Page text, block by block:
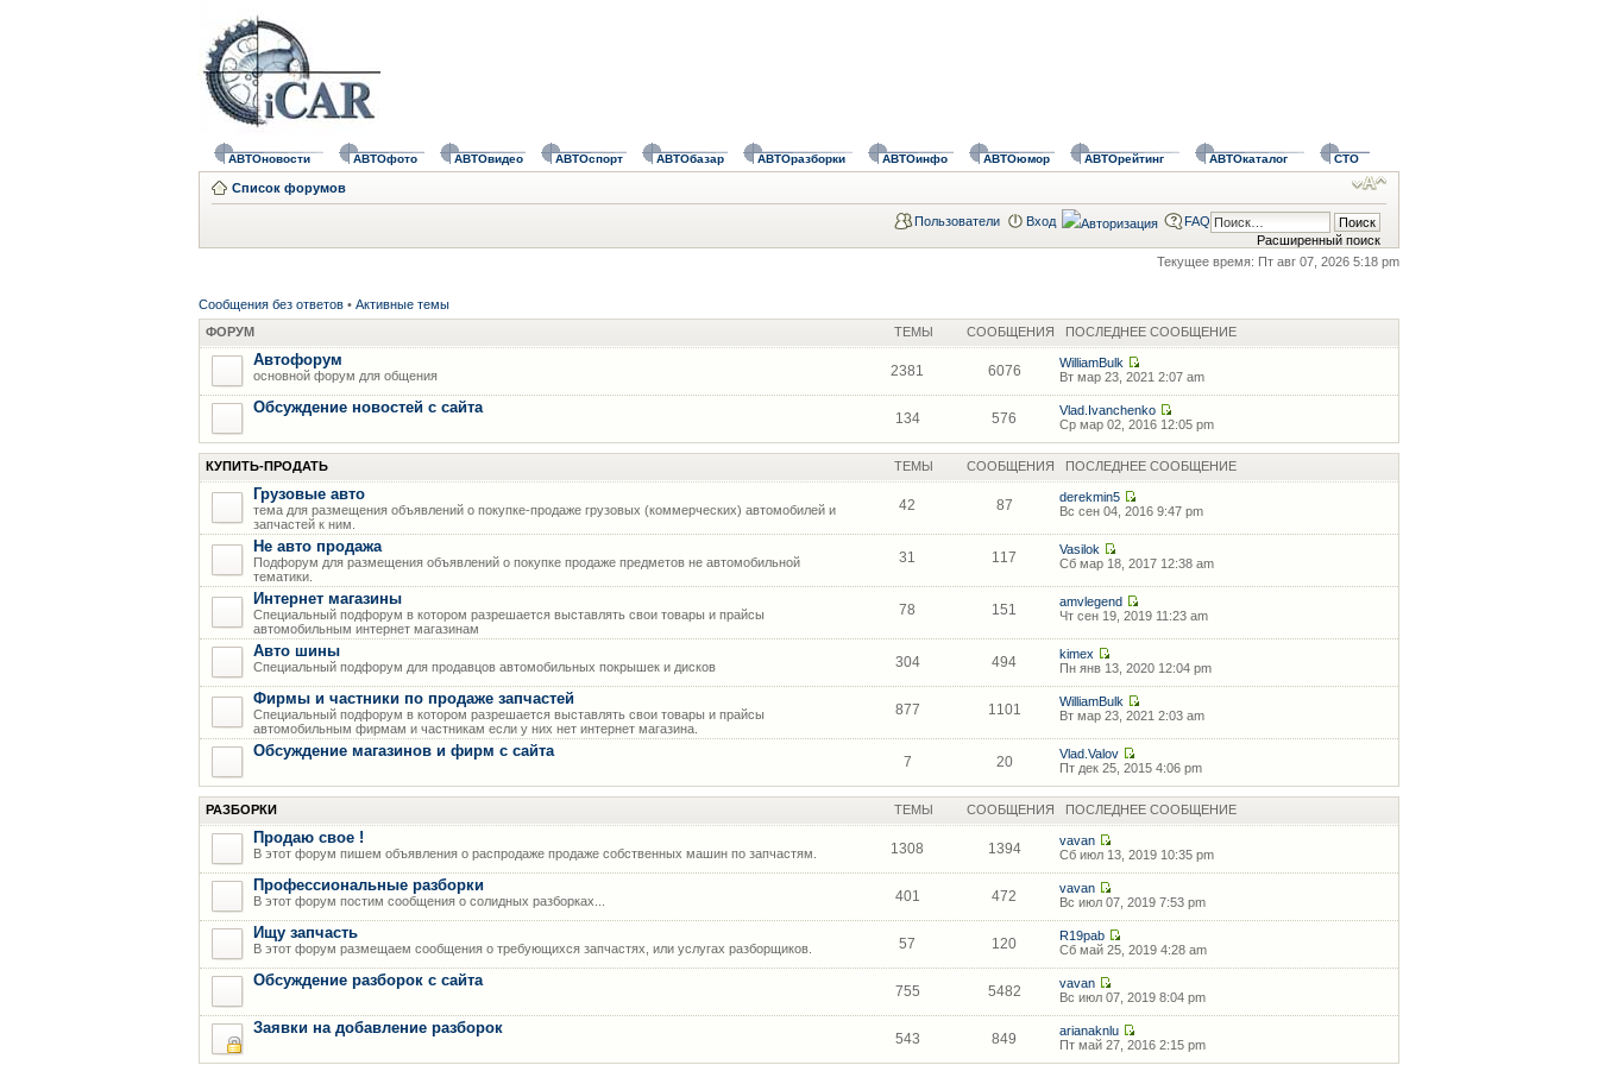
АВТОновости АВТОфото АВТОвидео АВТОспорт АВТОбазар АВТОразборки АВТОинфо АВТОюмор АВТОрейтинг АВТОкаталог СТО
Список форумов
Расширенный поиск
Пользователи Вход FAQ
Текущее время: Пт авг 07, 2026 5:18 pm
Сообщения без ответов • Активные темы
ФОРУМ
ТЕМЫ СООБЩЕНИЯ ПОСЛЕДНЕЕ СООБЩЕНИЕ
Автофорум
основной форум для общения 2381 6076
WilliamBulk
Вт мар 23, 2021 2:07 am
Обсуждение новостей с сайта
134 576
Vlad.Ivanchenko
Ср мар 02, 2016 12:05 pm
КУПИТЬ-ПРОДАТЬ ТЕМЫ СООБЩЕНИЯ ПОСЛЕДНЕЕ СООБЩЕНИЕ
Грузовые авто
тема для размещения объявлений о покупке-продаже грузовых (коммерческих) автомобилей и
запчастей к ним.
42 87
derekmin5
Вс сен 04, 2016 9:47 pm
Не авто продажа
Подфорум для размещения объявлений о покупке продаже предметов не автомобильной
тематики.
31 117
Vasilok
Сб мар 18, 2017 12:38 am
Интернет магазины
Специальный подфорум в котором разрешается выставлять свои товары и прайсы
автомобильным интернет магазинам
78 151
amvlegend
Чт сен 19, 2019 11:23 am
Авто шины
Специальный подфорум для продавцов автомобильных покрышек и дисков 304 494
kimex
Пн янв 13, 2020 12:04 pm
Фирмы и частники по продаже запчастей
Специальный подфорум в котором разрешается выставлять свои товары и прайсы
автомобильным фирмам и частникам если у них нет интернет магазина.
877 1101
WilliamBulk
Вт мар 23, 2021 2:03 am
Обсуждение магазинов и фирм с сайта
7 20
Vlad.Valov
Пт дек 25, 2015 4:06 pm
РАЗБОРКИ ТЕМЫ СООБЩЕНИЯ ПОСЛЕДНЕЕ СООБЩЕНИЕ
Продаю свое !
В этот форум пишем объявления о распродаже продаже собственных машин по запчастям. 1308 1394
vavan
Сб июл 13, 2019 10:35 pm
Профессиональные разборки
В этот форум постим сообщения о солидных разборках... 401 472
vavan
Вс июл 07, 2019 7:53 pm
Ищу запчасть
В этот форум размещаем сообщения о требующихся запчастях, или услугах разборщиков. 57 120
R19pab
Сб май 25, 2019 4:28 am
Обсуждение разборок с сайта
755 5482
vavan
Вс июл 07, 2019 8:04 pm
Заявки на добавление разборок
543 849
arianaknlu
Пт май 27, 2016 2:15 pm